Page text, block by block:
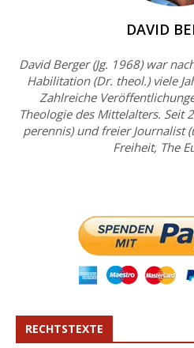
DAVID
David Berger (Jg. 1968) war
Habilitation (Dr. theol.) viele
Zahlreiche
Theologie des Mittelalters. Seit
perennis) und freier Journalist
Freiheit, The
RECHTSTEXTE